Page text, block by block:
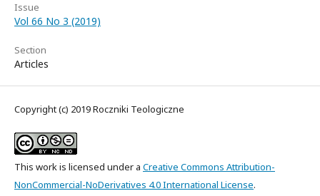
Issue
Vol 66 No 3 (2019)
Section
Articles
Copyright (c) 2019 Roczniki Teologiczne
This work is licensed under a Creative Commons Attribution-
NonCommercial-NoDerivatives 4.0 International License.